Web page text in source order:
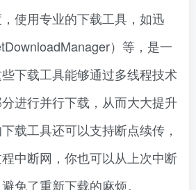
使用专业的下载工具，如迅
）等，是一
下载工具能够通过多线程技术
进行并行下载，从而大大提升
载工具还可以支持断点续传，
中断网，你也可以从上次中断
免了重新下载的麻烦。